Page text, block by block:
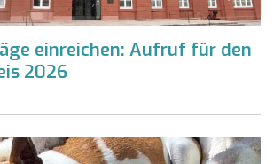
einreichen: Aufruf für den
2026